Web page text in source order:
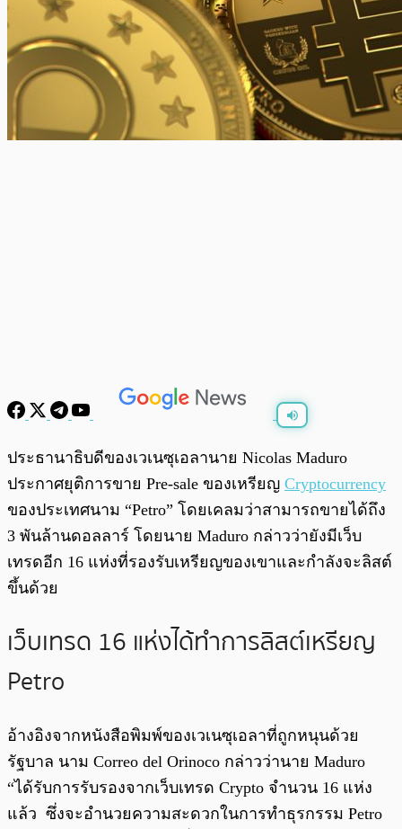
พร้อมเล่น
ประธานาธิบดีของเวเนซุเอลานาย Nicolas Maduro
ประกาศยุติการขาย Pre-sale ของเหรียญ Cryptocurrency
ของประเทศนาม “Petro” โดยเคลมว่าสามารถขายได้ถึง
3 พันล้านดอลลาร์ โดยนาย Maduro กล่าวว่ายังมีเว็บ
เทรดอีก 16 แห่งที่รองรับเหรียญของเขาและกำลังจะลิสต์
ขึ้นด้วย
เว็บเทรด 16 แห่งได้ทำการลิสต์เหรียญ
Petro
อ้างอิงจากหนังสือพิมพ์ของเวเนซุเอลาที่ถูกหนุนด้วย
รัฐบาล นาม Correo del Orinoco กล่าวว่านาย Maduro
“ได้รับการรับรองจากเว็บเทรด Crypto จำนวน 16 แห่ง
แล้ว ซึ่งจะอำนวยความสะดวกในการทำธุรกรรม Petro